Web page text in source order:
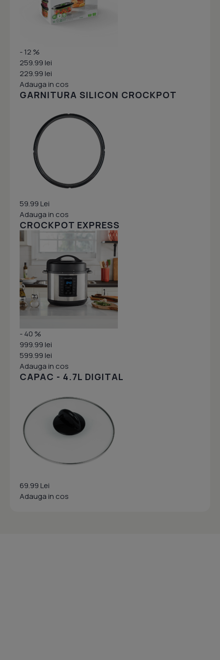
- 12 %
259.99 lei
229.99 lei
Adauga in cos
GARNITURA SILICON CROCKPOT
59.99 Lei
Adauga in cos
CROCKPOT EXPRESS
- 40 %
999.99 lei
599.99 lei
Adauga in cos
CAPAC - 4.7L DIGITAL
69.99 Lei
Adauga in cos